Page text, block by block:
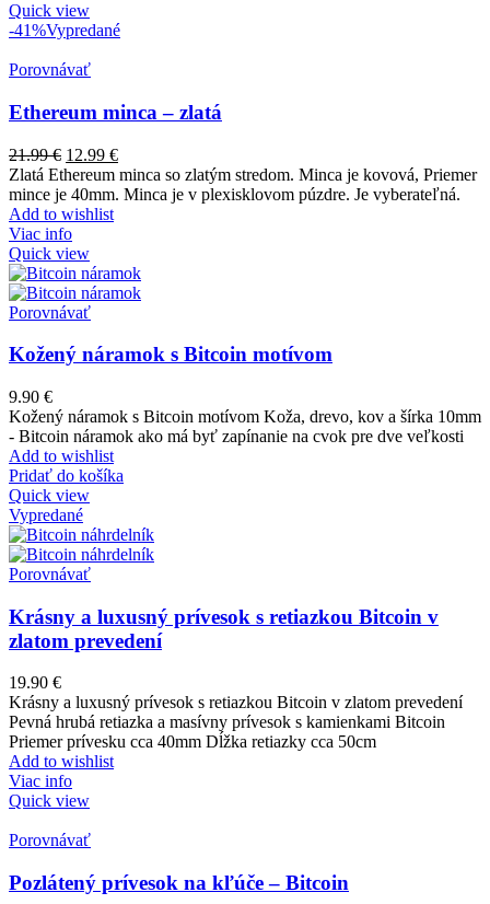
Quick view
-41%Vypredané
Porovnávať
Ethereum minca – zlatá
21.99€ 12.99 €
Zlatá Ethereum minca so zlatým stredom. Minca je kovová, Priemer
mince je 40mm. Minca je v plexisklovom púzdre. Je vyberateľná.
Add to wishlist
Viac info
Quick view
Porovnávať
Kožený náramok s Bitcoin motívom
9.90 €
Kožený náramok s Bitcoin motívom Koža, drevo, kov a šírka 10mm
- Bitcoin náramok ako má byť zapínanie na cvok pre dve veľkosti
Add to wishlist
Pridať do košíka
Quick view
Vypredané
Porovnávať
Krásny a luxusný prívesok s retiazkou Bitcoin v
zlatom prevedení
19.90 €
Krásny a luxusný prívesok s retiazkou Bitcoin v zlatom prevedení
Pevná hrubá retiazka a masívny prívesok s kamienkami Bitcoin
Priemer prívesku cca 40mm Dĺžka retiazky cca 50cm
Add to wishlist
Viac info
Quick view
Porovnávať
Pozlátený prívesok na kľúče – Bitcoin